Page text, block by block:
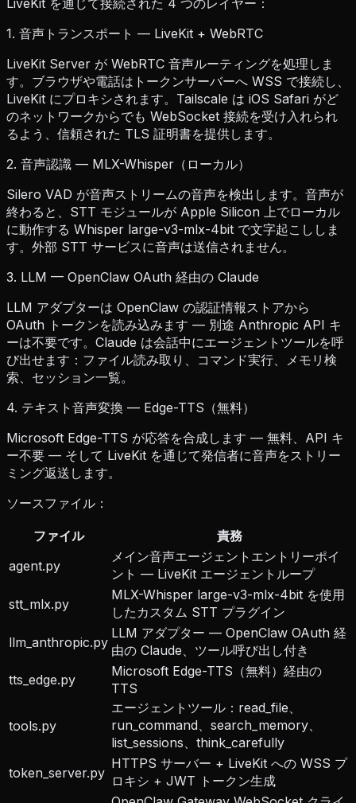
LiveKit を通じて接続された 4 つのレイヤー：
1. 音声トランスポート — LiveKit + WebRTC
LiveKit Server が WebRTC 音声ルーティングを処理しま
す。ブラウザや電話はトークンサーバーへ WSS で接続し、
LiveKit にプロキシされます。Tailscale は iOS Safari がど
のネットワークからでも WebSocket 接続を受け入れられ
るよう、信頼された TLS 証明書を提供します。
2. 音声認識 — MLX-Whisper（ローカル）
Silero VAD が音声ストリームの音声を検出します。音声が
終わると、STT モジュールが Apple Silicon 上でローカル
に動作する Whisper large-v3-mlx-4bit で文字起こししま
す。外部 STT サービスに音声は送信されません。
3. LLM — OpenClaw OAuth 経由の Claude
LLM アダプターは OpenClaw の認証情報ストアから
OAuth トークンを読み込みます — 別途 Anthropic API キ
ーは不要です。Claude は会話中にエージェントツールを呼
び出せます：ファイル読み取り、コマンド実行、メモリ検
索、セッション一覧。
4. テキスト音声変換 — Edge-TTS（無料）
Microsoft Edge-TTS が応答を合成します — 無料、API キ
ー不要 — そして LiveKit を通じて発信者に音声をストリー
ミング返送します。
ソースファイル：
ファイル
責務
agent.py
メイン音声エージェントエントリーポイ
ント — LiveKit エージェントループ
stt_mlx.py
MLX-Whisper large-v3-mlx-4bit を使用
したカスタム STT プラグイン
llm_anthropic.py
LLM アダプター — OpenClaw OAuth 経
由の Claude、ツール呼び出し付き
tts_edge.py
Microsoft Edge-TTS（無料）経由の
TTS
tools.py
エージェントツール：read_file、
run_command、search_memory、
list_sessions、think_carefully
token_server.py
HTTPS サーバー + LiveKit への WSS プ
ロキシ + JWT トークン生成